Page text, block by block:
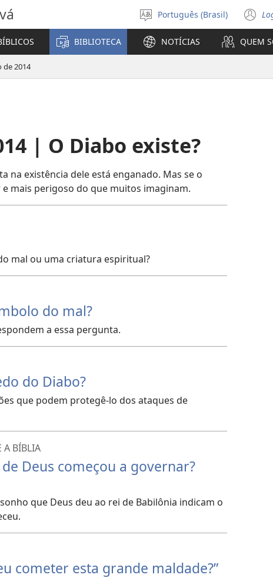
Selecione
o
idioma
Português (Brasil)
BIBLIOTECA NOTÍCIAS QUEM
2014
| O Diabo existe?
na existência dele está enganado. Mas se o
mais perigoso do que muitos imaginam.
mal ou uma criatura espiritual?
do mal?
a essa pergunta.
do Diabo?
que podem protegê-lo dos ataques de
A BÍBLIA
Deus começou a governar?
que Deus deu ao rei de Babilônia indicam o
cometer esta grande maldade?”